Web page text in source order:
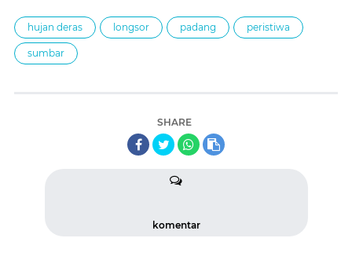
hujan deras longsor padang peristiwa
sumbar
SHARE
komentar